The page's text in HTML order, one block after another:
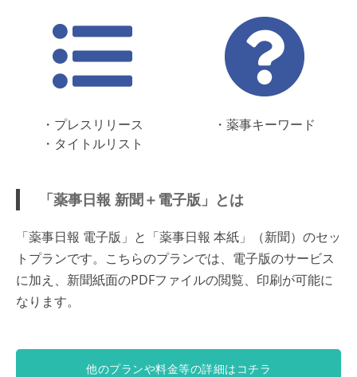
・プレスリリース
・タイトルリスト
・薬事キーワード
「薬事日報 新聞＋電子版」とは
「薬事日報 電子版」と「薬事日報 本紙」（新聞）のセッ
トプランです。こちらのプランでは、電子版のサービス
に加え、新聞紙面のPDFファイルの閲覧、印刷が可能に
なります。
他のプランや料金等の詳細はコチラ